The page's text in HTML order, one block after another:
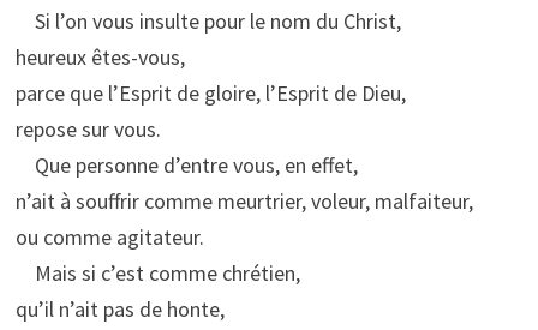
Si l’on vous insulte pour le nom du Christ,
heureux êtes-vous,
parce que l’Esprit de gloire, l’Esprit de Dieu,
repose sur vous.
Que personne d’entre vous, en effet,
n’ait à souffrir comme meurtrier, voleur, malfaiteur,
ou comme agitateur.
Mais si c’est comme chrétien,
qu’il n’ait pas de honte,